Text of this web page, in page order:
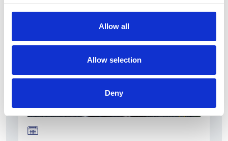
Allow all
Allow selection
Deny